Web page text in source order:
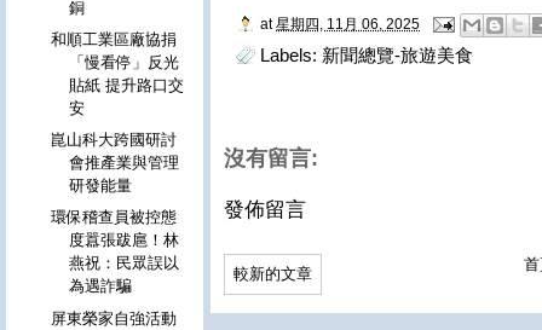
at 星期四, 11月 06, 2025
Labels: 新聞總覽-旅遊美食
沒有留言:
發佈留言
較新的文章
銅
和順工業區廠協捐
「慢看停」反光
貼紙 提升路口交
安
崑山科大跨國研討
會推產業與管理
研發能量
環保稽查員被控態
度囂張跋扈！林
燕祝：民眾誤以
為遇詐騙
屏東榮家自強活動